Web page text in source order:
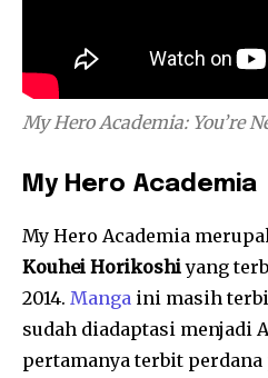
My Hero Academia: You’re
My Hero Academia
My Hero Academia
Kouhei Horikoshiyang
2014. Manga ini masih
sudah diadaptasi menjadi
pertamanya terbit perdana